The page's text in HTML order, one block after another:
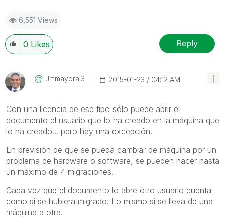
6,551 Views
0 Likes Reply
Jmmayoral3 ‎2015-01-23 04:12 AM
Con una licencia de ese tipo sólo puede abrir el
documento el usuario que lo ha creado en la máquina que
lo ha creado... pero hay una excepción.
En previsión de que se pueda cambiar de máquina por un
problema de hardware o software, se pueden hacer hasta
un máximo de 4 migraciones.
Cada vez que el documento lo abre otro usuario cuenta
como si se hubiera migrado. Lo mismo si se lleva de una
máquina a otra.